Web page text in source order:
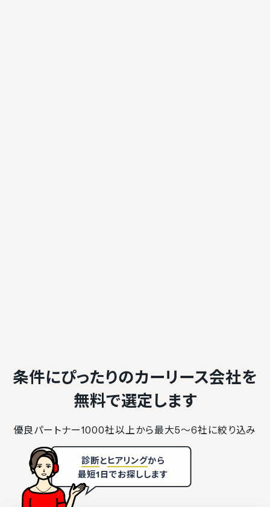
条件にぴったりのカーリース会社を
無料で選定します
優良パートナー1000社以上から最大5〜6社に絞り込み
診断とヒアリングから
最短1日でお探しします